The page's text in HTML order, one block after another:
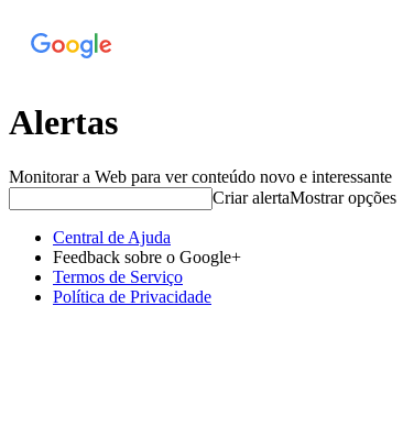
Alertas
Monitorar a Web para ver conteúdo novo e interessante
Criar alertaMostrar opções
Central de Ajuda
Feedback sobre o Google+
Termos de Serviço
Política de Privacidade